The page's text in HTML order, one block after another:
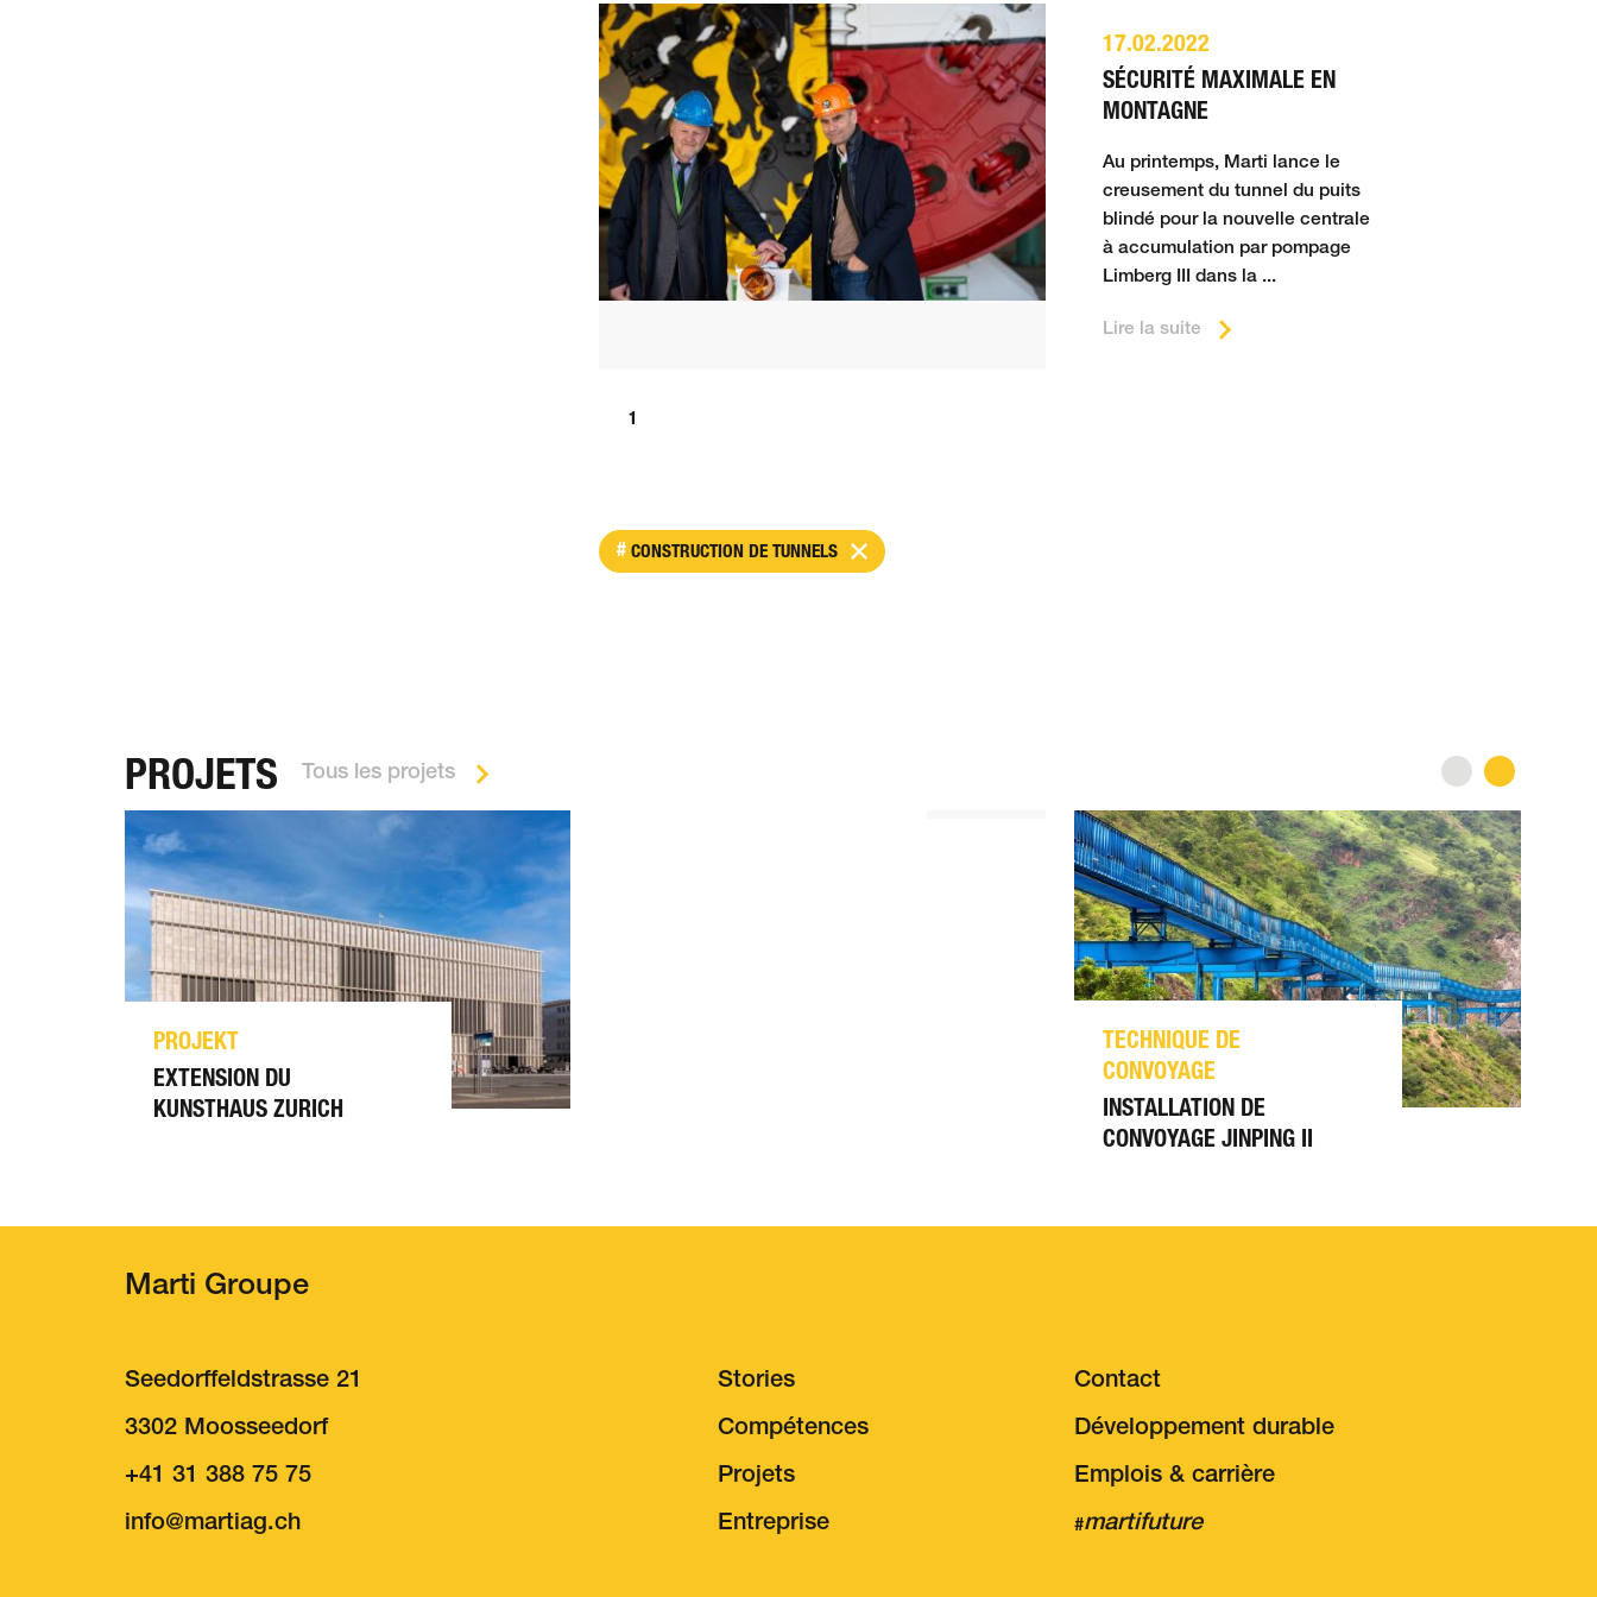
17.02.2022
SÉCURITÉ MAXIMALE EN
MONTAGNE
Au printemps, Marti lance le
creusement du tunnel du puits
blindé pour la nouvelle centrale
à accumulation par pompage
Limberg III dans la ...
Lire la suite
1
CONSTRUCTION DE TUNNELS
PROJETS Tous les projets
PROJEKT
EXTENSION DU
KUNSTHAUS ZURICH
TECHNIQUE DE
CONVOYAGE
INSTALLATION DE
CONVOYAGE JINPING II
Marti Groupe
Seedorffeldstrasse 21
3302 Moosseedorf
+41 31 388 75 75
nf
m rt g ch
Stories
Compétences
Projets
Entreprise
Contact
Développement durable
Emplois & carrière
martifuture